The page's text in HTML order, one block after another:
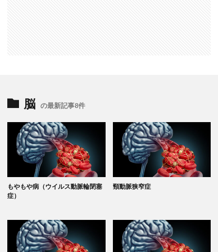
脳 の最新記事8件
もやもや病（ウイルス動脈輪閉塞
症）
頸動脈狭窄症